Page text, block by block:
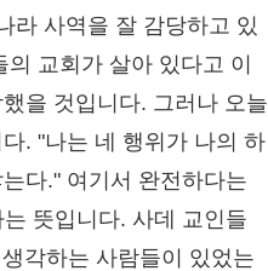
라 사역을 잘 감당하고 있
교회가 살아 있다고 이
을 것입니다. 그러나 오늘
. "나는 네 행위가 나의 하
다." 여기서 완전하다는
뜻입니다. 사데 교인들
각하는 사람들이 있었는